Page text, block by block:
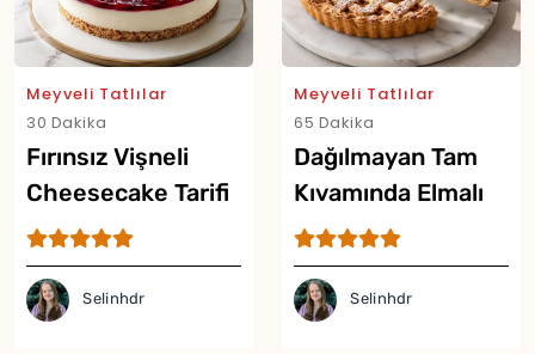
Meyveli Tatlılar
30 Dakika
Fırınsız Vişneli
Cheesecake Tarifi
Selinhdr
Meyveli Tatlılar
65 Dakika
Dağılmayan Tam
Kıvamında Elmalı
Turta Tarifi
Selinhdr